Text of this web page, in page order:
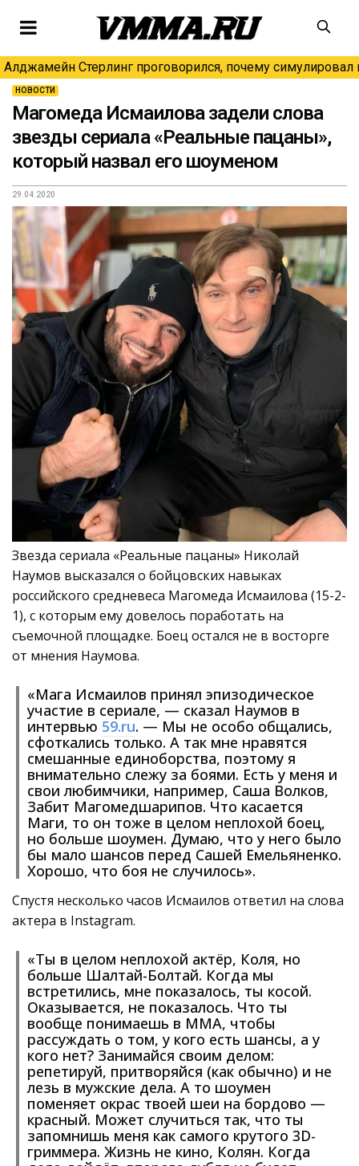
Алджамейн Стерлинг проговорился, почему симулировал
НОВОСТИ
Магомеда Исмаилова задели слова
звезды сериала «Реальные пацаны»,
который назвал его шоуменом
29.04.2020
Звезда сериала «Реальные пацаны» Николай
Наумов высказался о бойцовских навыках
российского средневеса Магомеда Исмаилова (15-2-
1), с которым ему довелось поработать на
съемочной площадке. Боец остался не в восторге
от мнения Наумова.
«Мага Исмаилов принял эпизодическое
участие в сериале, — сказал Наумов в
интервью 59.ru. — Мы не особо общались,
сфоткались только. А так мне нравятся
смешанные единоборства, поэтому я
внимательно слежу за боями. Есть у меня и
свои любимчики, например, Саша Волков,
Забит Магомедшарипов. Что касается
Маги, то он тоже в целом неплохой боец,
но больше шоумен. Думаю, что у него было
бы мало шансов перед Сашей Емельяненко.
Хорошо, что боя не случилось».
Спустя несколько часов Исмаилов ответил на слова
актера в Instagram.
«Ты в целом неплохой актёр, Коля, но
больше Шалтай-Болтай. Когда мы
встретились, мне показалось, ты косой.
Оказывается, не показалось. Что ты
вообще понимаешь в ММА, чтобы
рассуждать о том, у кого есть шансы, а у
кого нет? Занимайся своим делом:
репетируй, притворяйся (как обычно) и не
лезь в мужские дела. А то шоумен
поменяет окрас твоей шеи на бордово —
красный. Может случиться так, что ты
запомнишь меня как самого крутого 3D-
гриммера. Жизнь не кино, Колян. Когда